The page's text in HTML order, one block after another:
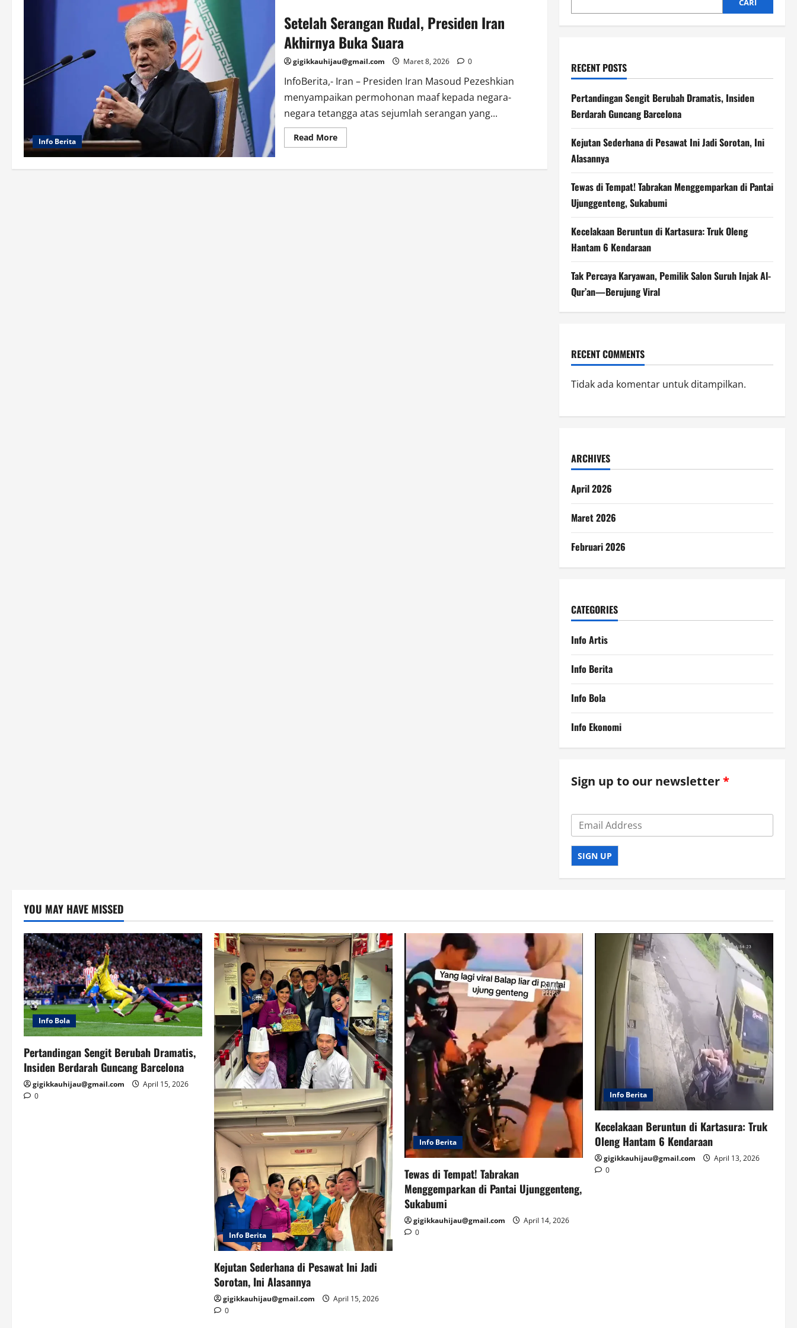
Info Berita
Setelah Serangan Rudal, Presiden Iran
Akhirnya Buka Suara
gigikkauhijau@gmail.com Maret 8, 2026 0
InfoBerita,- Iran – Presiden Iran Masoud Pezeshkian
menyampaikan permohonan maaf kepada negara-
negara tetangga atas sejumlah serangan yang...
Read MoreRead
more
Serangan
CARI
RECENT POSTS
Pertandingan Sengit Berubah Dramatis, Insiden
Berdarah Guncang Barcelona
Kejutan Sederhana di Pesawat Ini Jadi Sorotan, Ini
Alasannya
Tewas di Tempat! Tabrakan Menggemparkan di Pantai
Ujunggenteng, Sukabumi
Kecelakaan Beruntun di Kartasura: Truk Oleng
Hantam 6 Kendaraan
Tak Percaya Karyawan, Pemilik Salon Suruh Injak Al-
Qur’an—Berujung Viral
RECENT COMMENTS
Tidak ada komentar untuk ditampilkan.
ARCHIVES
April 2026
Maret 2026
Februari 2026
CATEGORIES
Info Artis
Info Berita
Info Bola
Info Ekonomi
Sign up to our newsletter
SIGN UP
YOU MAY HAVE MISSED
Info Bola
Pertandingan Sengit Berubah Dramatis,
Insiden Berdarah Guncang Barcelona
gigikkauhijau@gmail.com
April 15, 2026
0
Info Berita
Kejutan Sederhana di Pesawat Ini Jadi
Sorotan, Ini Alasannya
gigikkauhijau@gmail.com
April 15, 2026
0
Info Berita
Tewas di Tempat! Tabrakan
Menggemparkan di Pantai Ujunggenteng,
Sukabumi
gigikkauhijau@gmail.com
April 14, 2026
0
Info Berita
Kecelakaan Beruntun di Kartasura: Truk
Oleng Hantam 6 Kendaraan
gigikkauhijau@gmail.com
April 13, 2026
0